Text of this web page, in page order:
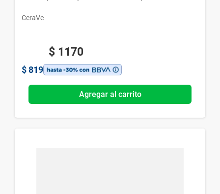
CeraVe
$ 1170
$ 819
Agregar al carrito